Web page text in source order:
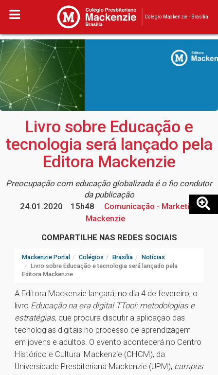
Colégio Mackenzie - Brasília
Livro sobre Educação e
tecnologia será lançado pela
Editora Mackenzie
Preocupação com educação globalizada é o fio condutor
da publicação
24.01.2020
15h48
Comunicação - Marketing
Mackenzie
COMPARTILHE NAS REDES SOCIAIS
Mackenzie Portal Colégios Brasília
Notícias
Livro sobre Educação e tecnologia será lançado pela
Editora Mackenzie
A Editora Mackenzie lançará, no dia 4 de fevereiro, o
livro Educação na era digital TTool: metodologias e
estratégias, que procura discutir a aplicação das
tecnologias digitais no processo de aprendizagem
em jovens e adultos. O evento acontecerá no Centro
Histórico e Cultural Mackenzie (CHCM), da
Universidade Presbiteriana Mackenzie (UPM), campus